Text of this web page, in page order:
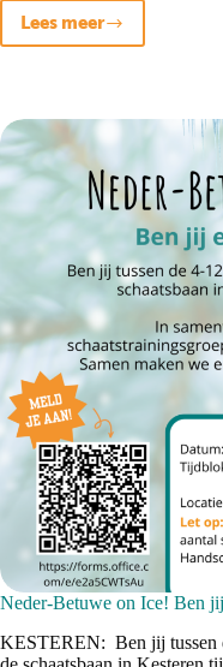
Lees meer
Voetbal
Neder-Betuwe on Ice! Ben
KESTEREN: Ben jij tussen